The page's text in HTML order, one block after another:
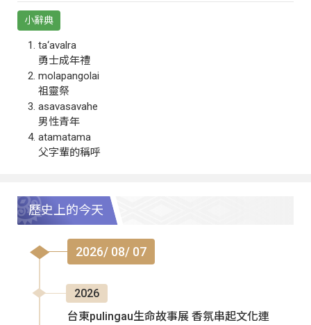
小辭典
ta‘avalra
勇士成年禮
molapangolai
祖靈祭
asavasavahe
男性青年
atamatama
父字輩的稱呼
歷史上的今天
2026/ 08/ 07
2026
台東pulingau生命故事展 香氛串起文化連